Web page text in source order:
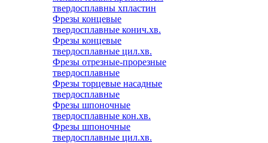
твердосплавны хпластин
Фрезы концевые
твердосплавные конич.хв.
Фрезы концевые
твердосплавные цил.хв.
Фрезы отрезные-прорезные
твердосплавные
Фрезы торцевые насадные
твердосплавные
Фрезы шпоночные
твердосплавные кон.хв.
Фрезы шпоночные
твердосплавные цил.хв.